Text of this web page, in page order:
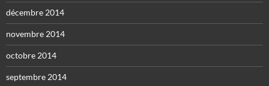
décembre 2014
novembre 2014
octobre 2014
septembre 2014